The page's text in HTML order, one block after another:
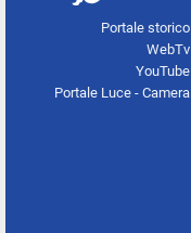
Portale storico
WebTv
YouTube
Portale Luce - Camera